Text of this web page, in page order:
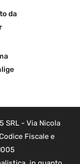
da
SRL - Via Nicola
Fiscale e